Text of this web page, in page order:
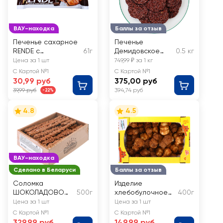
ВАУ-находка
Печенье сахарное
RENDE с
шоколадной
начинкой
61г
Цена за 1 шт
С Картой №1
30,99 руб
39,99 руб -22%
Баллы за отзыв
Печенье
Демидовское
льняное на
фруктозе,
весовое
0.5 кг
749,99 ₽ за 1 кг
С Картой №1
375,00 руб
394,74 руб
ВАУ-находка
Сделано в Беларуси
4.8
Соломка
ШОКОЛАДОВО
Chocolike
caramel
глазированная с
500г
Цена за 1 шт
С Картой №1
Баллы за отзыв
4.5
Изделие
хлебобулочное
сдобное ВАУ МЯУ!
Мишуткин микс
400г
Цена за 1 шт
С Картой №1